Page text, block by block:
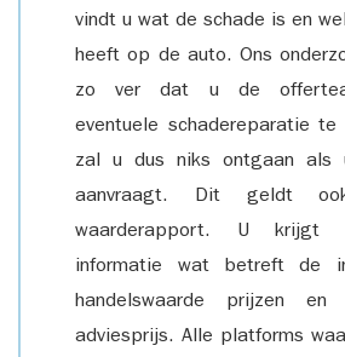
vindt u wat de schade is en
heeft op de auto. Ons
zo ver dat u de
eventuele schadereparatie
zal u dus niks ontgaan als
aanvraagt. Dit geldt
waarderapport. U krijgt
informatie wat betreft de
handelswaarde prijzen en
adviesprijs. Alle platforms